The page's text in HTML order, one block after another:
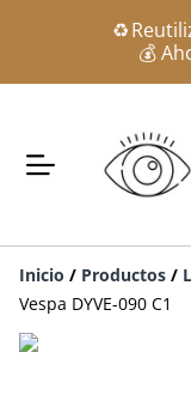
♻️
💰
Inicio / Productos /
Vespa DYVE-090 C1